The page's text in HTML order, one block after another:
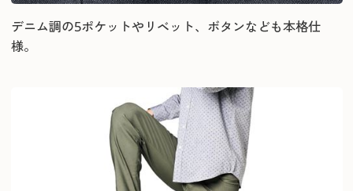
デニム調の5ポケットやリベット、ボタンなども本格仕
様。